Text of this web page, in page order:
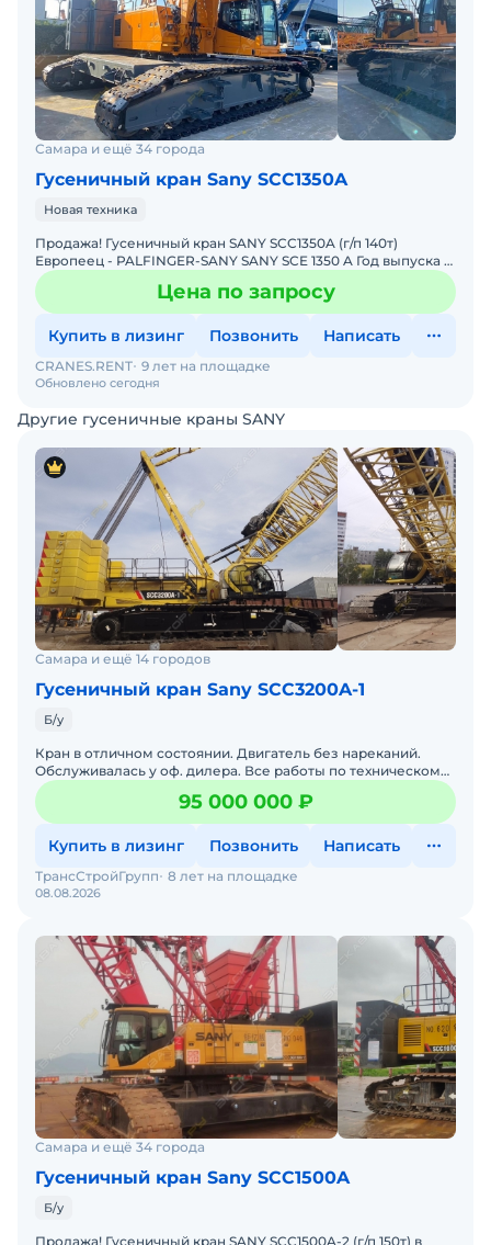
Самара и ещё 34 города
Гусеничный кран Sany SCC1350A
Новая техника
Продажа! Гусеничный кран SANY SCC1350A (г/п 140т)
Европеец - PALFINGER-SANY SANY SCE 1350 A Год выпуска -
Цена по запросу
Купить в лизинг Позвонить Написать
Обновлено сегодня
CRANES.RENT 9 лет на площадке
Другие гусеничные краны SANY
Самара и ещё 14 городов
Гусеничный кран Sany SCC3200A-1
Б/у
Кран в отличном состоянии. Двигатель без нареканий.
Обслуживалась у оф. дилера. Все работы по техническому
обслуживанию проводились своевременно. Стоит на учете
95 000 000 ₽
Купить в лизинг Позвонить Написать
08.08.2026
ТрансСтройГрупп 8 лет на площадке
Самара и ещё 34 города
Гусеничный кран Sany SCC1500A
Б/у
Продажа! Гусеничный кран SANY SCC1500A-2 (г/п 150т) в